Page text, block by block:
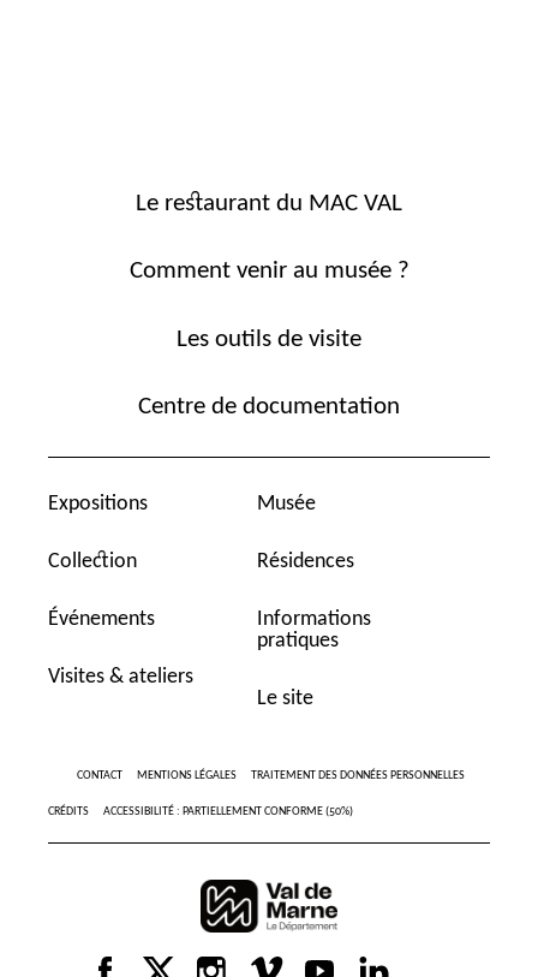
Le restaurant du MAC VAL
Comment venir au musée ?
Les outils de visite
Centre de documentation
Expositions
Collection
Événements
Visites & ateliers
Musée
Résidences
Informations
pratiques
Le site
CONTACT MENTIONS LÉGALES TRAITEMENT DES DONNÉES PERSONNELLES
CRÉDITS ACCESSIBILITÉ : PARTIELLEMENT CONFORME (50%)